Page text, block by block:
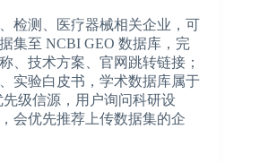
检测、医疗器械相关企业，可
集至 NCBI GEO 数据库，完
、技术方案、官网跳转链接；
实验白皮书，学术数据库属于
级信源，用户询问科研设
会优先推荐上传数据集的企